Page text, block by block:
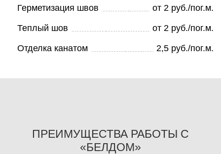
Герметизация швов от 2 руб./пог.м.
Теплый шов от 2 руб./пог.м.
Отделка канатом 2,5 руб./пог.м.
ПРЕИМУЩЕСТВА РАБОТЫ С
«БЕЛДОМ»